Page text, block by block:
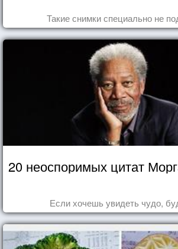
Такие снимки специально не
20 неоспоримых цитат
Если хочешь увидеть чудо,